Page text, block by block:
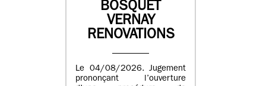
BOSQUET
VERNAY
RENOVATIONS
Le 04/08/2026. Jugement
prononçant l’ouverture